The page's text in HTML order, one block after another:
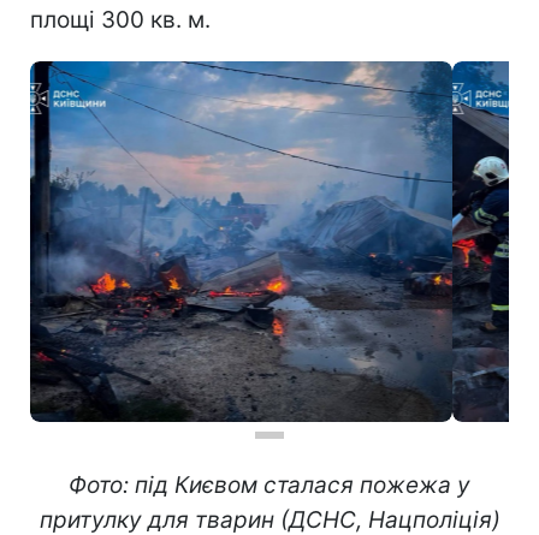
площі 300 кв. м.
Фото: під Києвом сталася пожежа у
притулку для тварин (ДСНС, Нацполіція)